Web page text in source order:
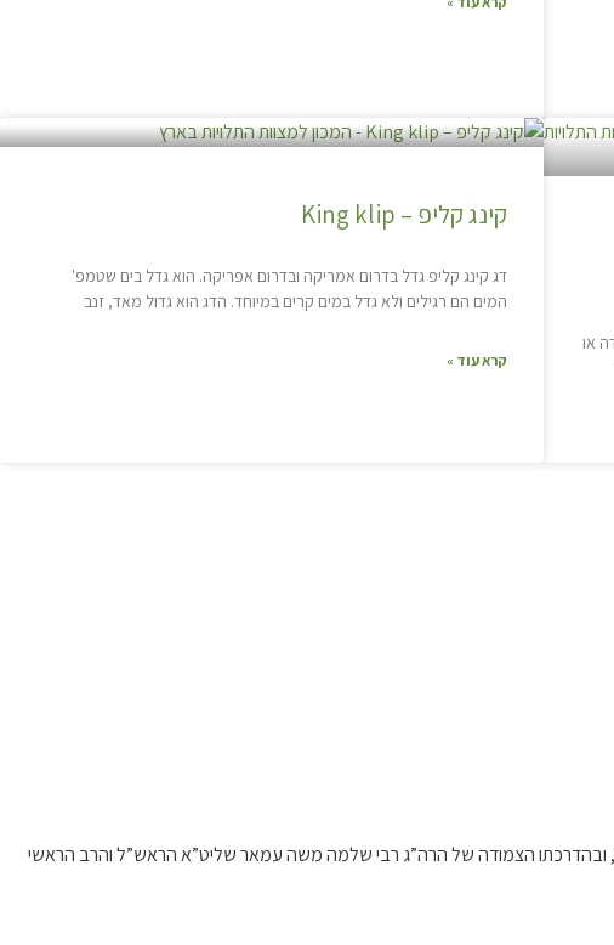
או
קינג קליפ – King klip
דג קינג קליפ גדל בדרום אמריקה ובדרום אפריקה. הוא גדל בים שטמפ'
המים הם רגילים ולא גדל במים קרים במיוחד. הדג הוא גדול מאד, זנב
קרא עוד »
ובהדרכתו הצמודה של הרה”ג רבי שלמה משה עמאר שליט”א הראש”ל והרב הראשי